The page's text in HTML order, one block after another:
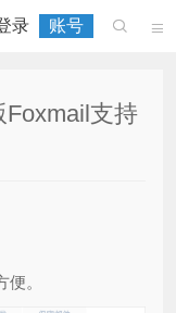

录 账号 
支持
。